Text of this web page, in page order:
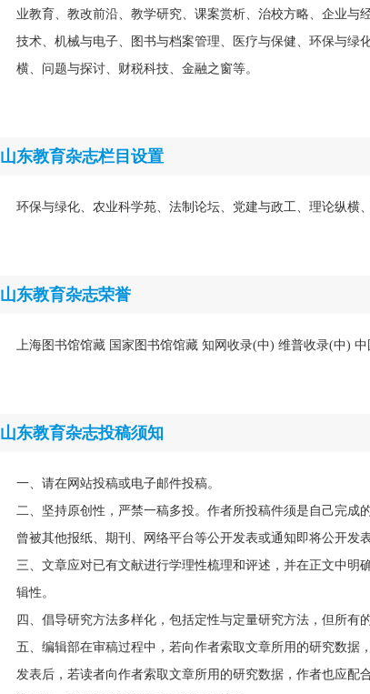
业教育、教改前沿、教学研究、课案赏析、治校方略、企业与
技术、机械与电子、图书与档案管理、医疗与保健、环保与绿
横、问题与探讨、财税科技、金融之窗等。
山东教育杂志栏目设置
环保与绿化、农业科学苑、法制论坛、党建与政工、理论纵横
山东教育杂志荣誉
上海图书馆馆藏 国家图书馆馆藏 知网收录(中) 维普收录(中) 中
山东教育杂志投稿须知
一、请在网站投稿或电子邮件投稿。
二、坚持原创性，严禁一稿多投。作者所投稿件须是自己完成
曾被其他报纸、期刊、网络平台等公开发表或通知即将公开发表
三、文章应对已有文献进行学理性梳理和评述，并在正文中明
辑性。
四、倡导研究方法多样化，包括定性与定量研究方法，但所有
五、编辑部在审稿过程中，若向作者索取文章所用的研究数据
发表后，若读者向作者索取文章所用的研究数据，作者也应配